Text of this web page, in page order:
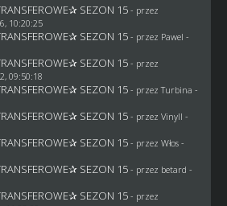
SEZON 15 - przez
10:20:25
SEZON 15 - przez Pawel -
SEZON 15 - przez
09:50:18
SEZON 15 - przez Turbina -
SEZON 15 - przez Vinyll -
SEZON 15 - przez Włos-
SEZON 15 - przez betard -
SEZON 15 - przez